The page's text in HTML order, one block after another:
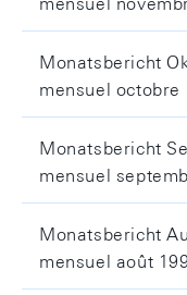
Monatsbericht
mensuel octobre
Monatsbericht
mensuel
Monatsbericht
mensuel août